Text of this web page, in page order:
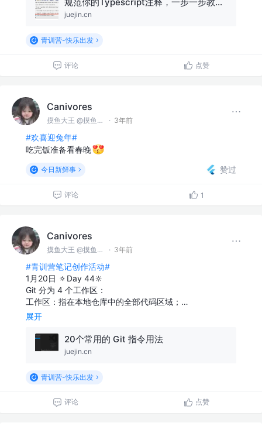
juejin.cn
青训营-快乐出发
评论 点赞
Canivores
摸鱼大王 @摸鱼公司 · 3年前
#欢喜迎兔年#
吃完饭准备看春晚
今日新鲜事 赞过
评论 1
Canivores
摸鱼大王 @摸鱼公司 · 3年前
#青训营笔记创作活动#
1月20日 🔅Day 44🔆
Git 分为 4 个工作区：
工作区：指在本地仓库中的全部代码区域；…
展开
20个常用的 Git 指令用法
juejin.cn
青训营-快乐出发
评论 点赞